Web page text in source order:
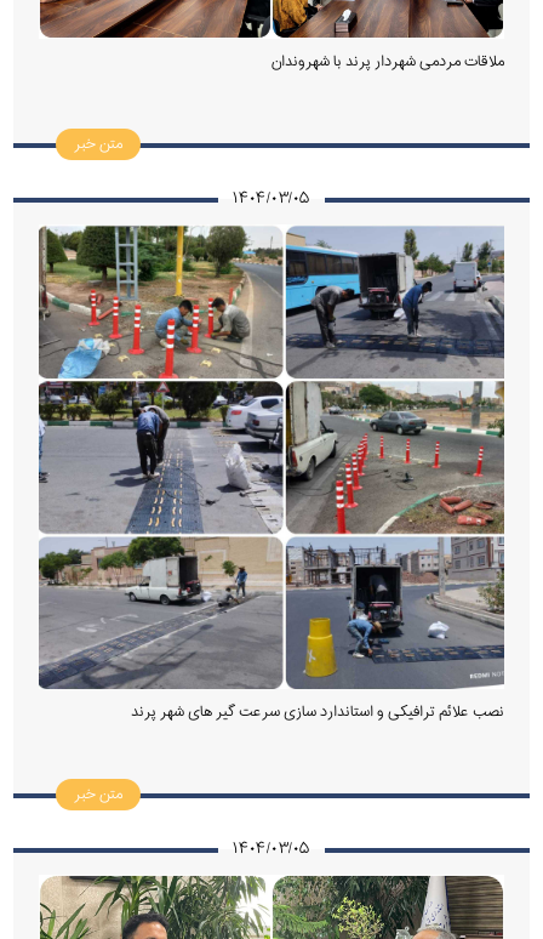
ملاقات مردمی شهردار پرند با شهروندان
متن خبر
۱۴۰۴/۰۳/۰۵
نصب علائم ترافیکی و استاندارد سازی سرعت گیر های شهر پرند
متن خبر
۱۴۰۴/۰۳/۰۵